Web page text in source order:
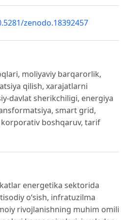
zenodo.18392457
moliyaviy barqarorlik,
qilish, xarajatlarni
davlat sherikchiligi, energiya
smart grid,
boshqaruv, tarif
energetika sektorida
o‘sish, infratuzilma
rivojlanishning muhim omili